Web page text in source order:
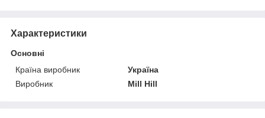
Характеристики
Основні
Країна виробник
Україна
Виробник
Mill Hill